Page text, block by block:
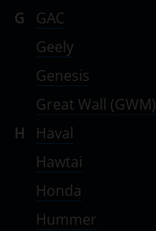
G
GAC
Geely
Genesis
Great Wall (GWM)
H
Haval
Hawtai
Honda
Hummer